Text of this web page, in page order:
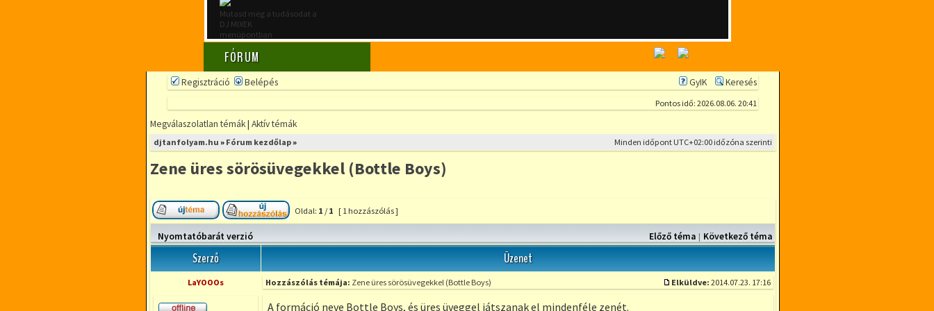
Mutasd meg a tudásodat a
DJ MIXEK
menüpontban
FÓRUMOZZ
MINDENFÉLE
RÉSZLETFIZETÉS
RUGALMAS IDŐBEOSZTÁS
KIS LÉTSZÁMÚ CSOPORTOK
FÓRUM
Regisztráció Belépés GyIK Keresés
Pontos idő: 2026.08.06. 20:41
Megválaszolatlan témák| Aktív témák
djtanfolyam.hu » Fórum kezdőlap» Minden időpont UTC+02:00 időzóna szerinti
Zene üres sörösüvegekkel (Bottle Boys)
Új téma nyitása Hozzászólás a témához
Oldal: 1 / 1 [ 1 hozzászólás ]
Nyomtatóbarát verzió Előző téma | Következő téma
Szerző Üzenet
LaYOOOs Hozzászólás témája: Zene üres sörösüvegekkel (Bottle Boys)
Hozzászólás
Elküldve: 2014.07.23. 17:16
A formáció neve Bottle Boys, és üres üveggel játszanak el mindenféle zenét.